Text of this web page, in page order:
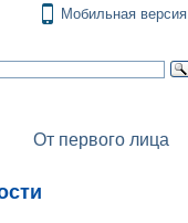
Мобильная версия
От первого лица